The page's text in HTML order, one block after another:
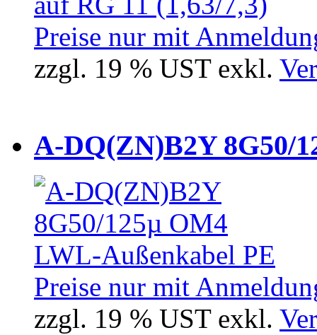
Preise nur mit
zzgl. 19 % UST exkl.
A-DQ(ZN)B2Y 8G50/
Preise nur mit
zzgl. 19 % UST exkl.